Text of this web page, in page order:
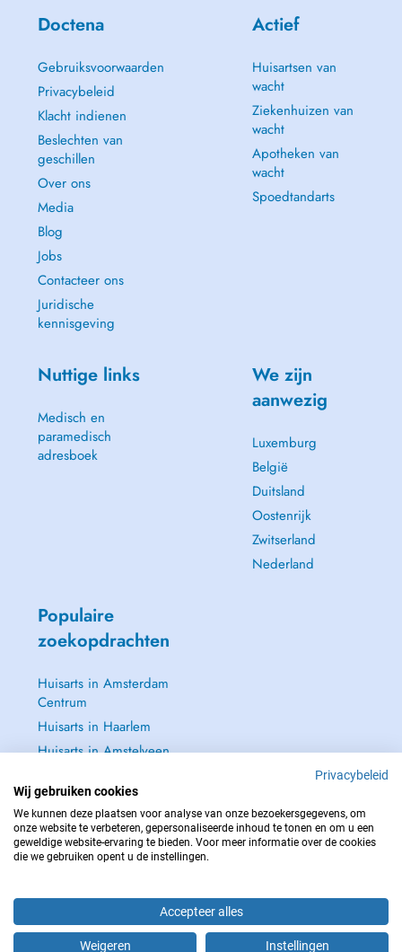
Doctena
Gebruiksvoorwaarden
Privacybeleid
Klacht indienen
Beslechten van
geschillen
Over ons
Media
Blog
Jobs
Contacteer ons
Juridische
kennisgeving
Actief
Huisartsen van
wacht
Ziekenhuizen van
wacht
Apotheken van
wacht
Spoedtandarts
Nuttige links
Medisch en
paramedisch
adresboek
We zijn
aanwezig
Luxemburg
België
Duitsland
Oostenrijk
Zwitserland
Nederland
Populaire
zoekopdrachten
Huisarts in Amsterdam
Centrum
Huisarts in Haarlem
Huisarts in Amstelveen
Centrum
Zie alle →
NEEM IN GEVAL VAN NOOD CONTACT OP MET : 112
Copyright © 2026 - DOCTENA BELGIUM S.P.R.L./B.V.B.A. 37 Square de Meeûs
Privacybeleid
Wij gebruiken cookies
We kunnen deze plaatsen voor analyse van onze bezoekersgegevens, om
onze website te verbeteren, gepersonaliseerde inhoud te tonen en om u een
geweldige website-ervaring te bieden. Voor meer informatie over de cookies
die we gebruiken opent u de instellingen.
Accepteer alles
Weigeren Instellingen